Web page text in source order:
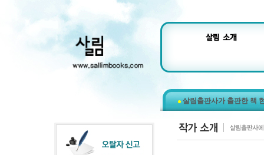
살림출판사가 출판한 책